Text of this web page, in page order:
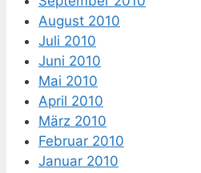
August 2010
Juli 2010
Juni 2010
Mai 2010
April 2010
März 2010
Februar 2010
Januar 2010